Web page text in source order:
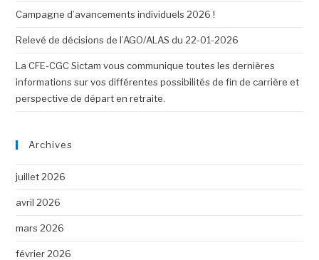
Campagne d’avancements individuels 2026 !
Relevé de décisions de l’AGO/ALAS du 22-01-2026
La CFE-CGC Sictam vous communique toutes les dernières
informations sur vos différentes possibilités de fin de carrière et
perspective de départ en retraite.
Archives
juillet 2026
avril 2026
mars 2026
février 2026